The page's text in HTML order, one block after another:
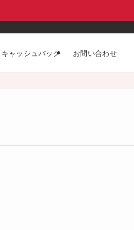
キャッシュバック お問い合わせ